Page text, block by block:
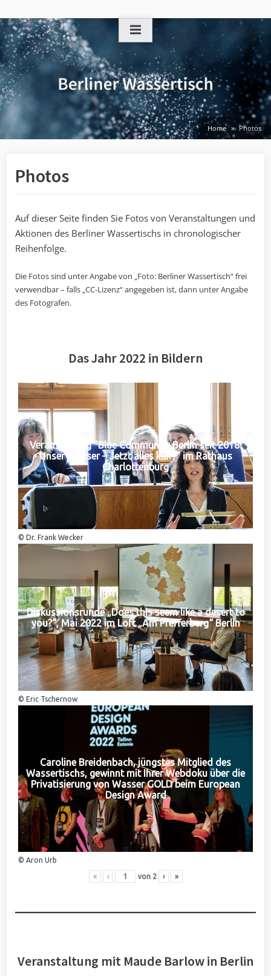
to
content
Home Photos
Photos
Auf dieser Seite finden Sie Fotos von Veranstaltungen und
Aktionen des Berliner Wassertischs in chronologischer
Reihenfolge.
Die Fotos sind unter Angabe von „Foto: Berliner Wassertisch“ frei
verwendbar – falls „CC-Lizenz“ angegeben ist, dann unter Angabe
des Fotografen.
Das Jahr 2022 in Bildern
Veranstaltung "Blue Community Berlin seit 2018:
Unser Wasser – Jetzt alles klar?" im Rathaus
Charlottenburg
© Dr. Frank Wecker
Diskussionsrunde „Does this seem like a desert to
you?“, Mai 2022 im Loft „Am Pfefferberg“ Berlin
© Eric Tschernow
Caroline Breidenbach, jüngstes Mitglied des
Wassertischs, gewinnt mit Ihrer Webdoku über die
Privatisierung von Wasser GOLD beim European
Design Award
© Aron Urb
« ‹ von 2 › »
Veranstaltung mit Maude Barlow in Berlin